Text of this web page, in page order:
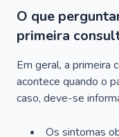
O que
primeira
Em geral, a primeira
acontece quando o
caso, deve-se
Os sintomas